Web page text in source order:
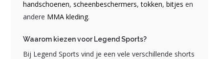
handschoenen,scheenbeschermers,tokken,bitjes en
andere MMA kleding.
Waarom kiezen voor Legend Sports?
Bij Legend Sports vind je een vele verschillende shorts